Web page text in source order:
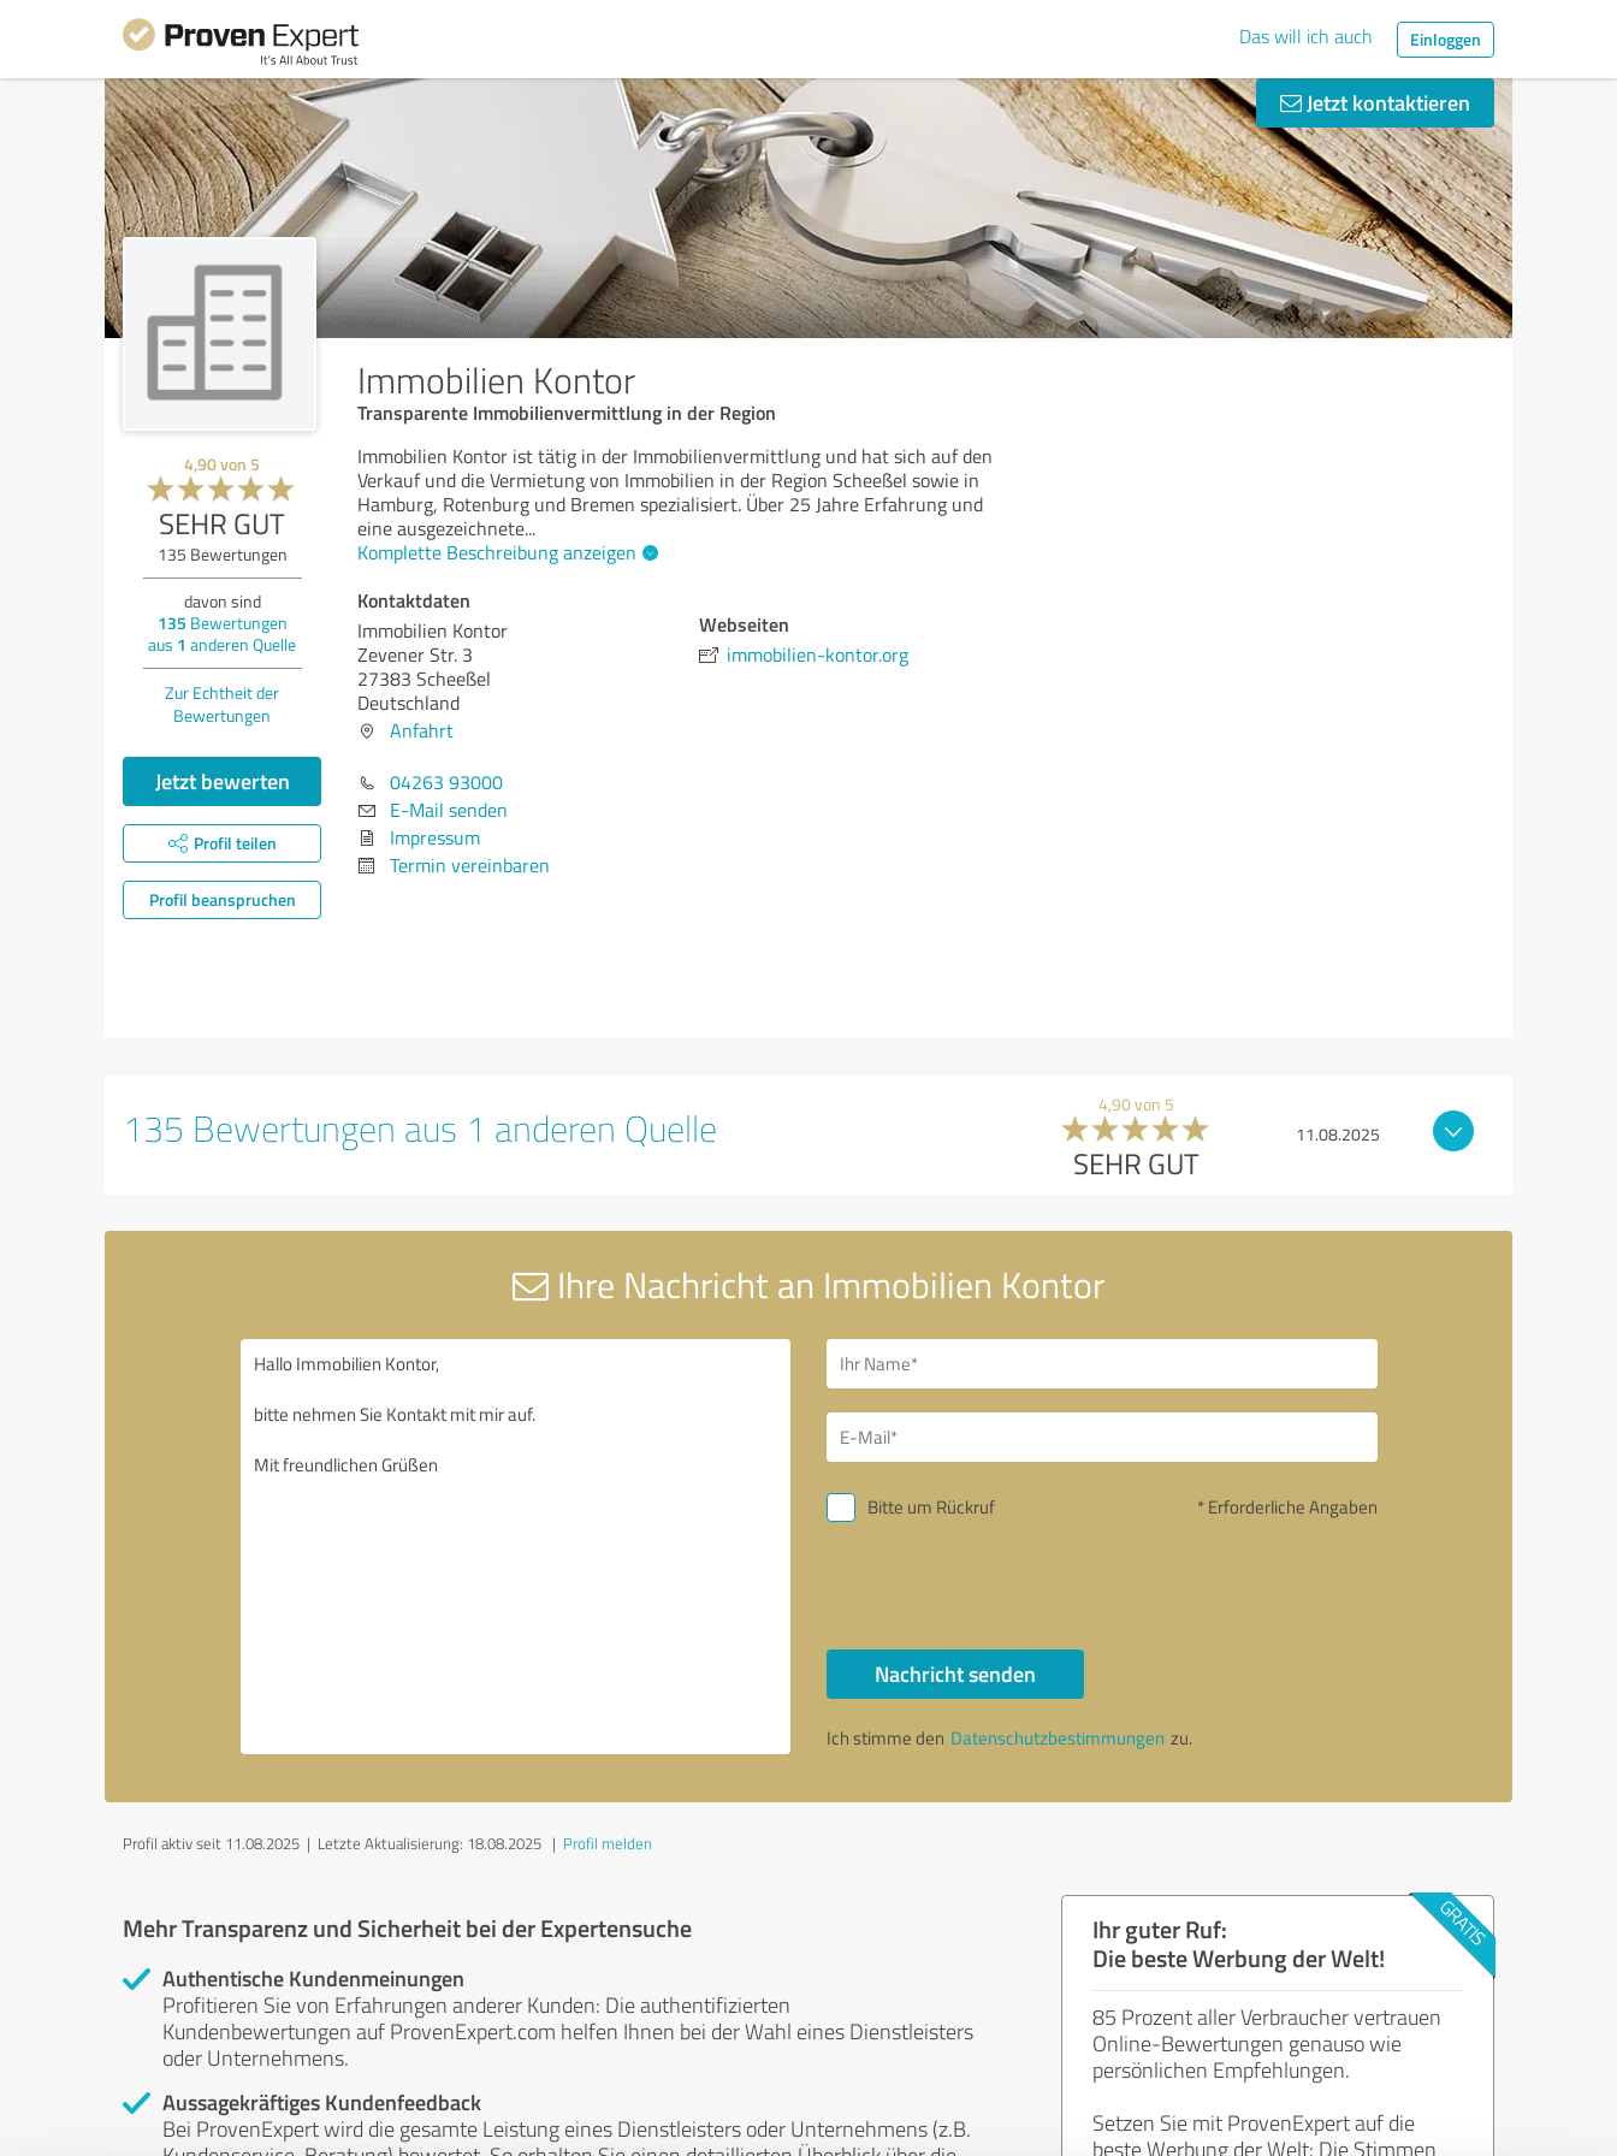
Das will ich auch Einloggen
Jetzt kontaktieren
Immobilien Kontor
Transparente Immobilienvermittlung in der Region
4,90von 5
SEHR GUT
135 Bewertungen
davon sind
135 Bewertungen
aus 1 anderen Quelle
Zur Echtheit der
Bewertungen
Jetzt bewerten
Profil teilen
Profil beanspruchen
Immobilien Kontor ist tätig in der Immobilienvermittlung und hat sich auf den
Verkauf und die Vermietung von Immobilien in der Region Scheeßel sowie in
Hamburg, Rotenburg und Bremen spezialisiert. Über 25 Jahre Erfahrung und
eine ausgezeichnete...
Komplette Beschreibung anzeigen
Kontaktdaten
Immobilien Kontor
Zevener Str. 3
27383 Scheeßel
Deutschland
Anfahrt
04263 93000
E-Mail senden
Impressum
Termin vereinbaren
Webseiten
immobilien-kontor.org
135 Bewertungen aus 1 anderen Quelle 4,90 von 5
SEHR GUT
11.08.2025
Ihre Nachricht an Immobilien Kontor
Bitte um Rückruf * Erforderliche Angaben
Nachricht senden
Ich stimme den Datenschutzbestimmungen zu.
Profil aktiv seit 11.08.2025 | Letzte Aktualisierung: 18.08.2025 | Profil melden
Mehr Transparenz und Sicherheit bei der Expertensuche
Authentische Kundenmeinungen
Profitieren Sie von Erfahrungen anderer Kunden: Die authentifizierten
Kundenbewertungen auf ProvenExpert.com helfen Ihnen bei der Wahl eines Dienstleisters
oder Unternehmens.
Aussagekräftiges Kundenfeedback
Bei ProvenExpert wird die gesamte Leistung eines Dienstleisters oder Unternehmens (z.B.
Ihr guter Ruf:
Die beste Werbung der Welt!
85 Prozent aller Verbraucher vertrauen
Online-Bewertungen genauso wie
persönlichen Empfehlungen.
Setzen Sie mit ProvenExpert auf die
beste Werbung der Welt: Die Stimmen